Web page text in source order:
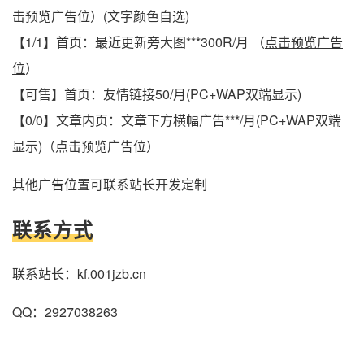
击预览广告位）(文字颜色自选)
【1/1】首页：最近更新旁大图***300R/月 （点击预览广告
位）
【可售】首页：友情链接50/月(PC+WAP双端显示)
【0/0】文章内页：文章下方横幅广告***/月(PC+WAP双端
显示)（点击预览广告位）
其他广告位置可联系站长开发定制
联系方式
联系站长： kf.001jzb.cn
QQ：2927038263